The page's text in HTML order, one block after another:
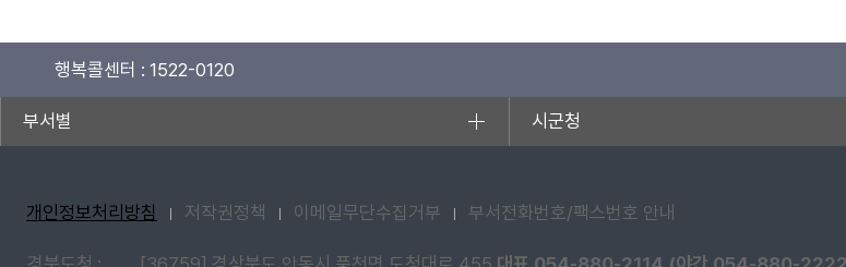
행복콜센터 : 1522-0120
부서별 시군청
개인정보처리방침 저작권정책 이메일무단수집거부 부서전화번호/팩스번호 안내